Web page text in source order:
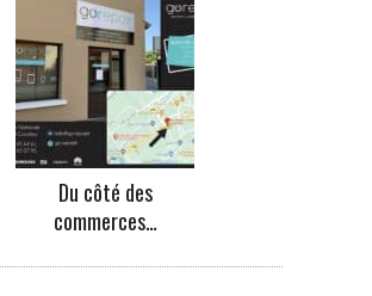
Du côté des
commerces…